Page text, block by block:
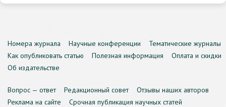
Номера журнала Научные конференции
Тематические журналы
Как опубликовать статью
Полезная информация
Оплата и скидки
Об издательстве
Вопрос — ответ Редакционный совет
Отзывы наших авторов
Реклама на сайте
Срочная публикация научных статей